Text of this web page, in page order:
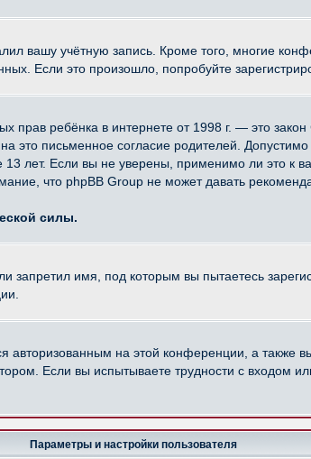
вашу учётную запись. Кроме того, многие
Если это произошло, попробуйте
прав ребёнка в интернете от 1998 г. — это
письменное согласие родителей. Допустимо
лет. Если вы не уверены, применимо ли это к
что phpBB Group не может давать
силы.
имя, под которым вы пытаетесь
авторизованным на этой конференции, а также
Если вы испытываете трудности с входом
Параметры и настройки пользователя